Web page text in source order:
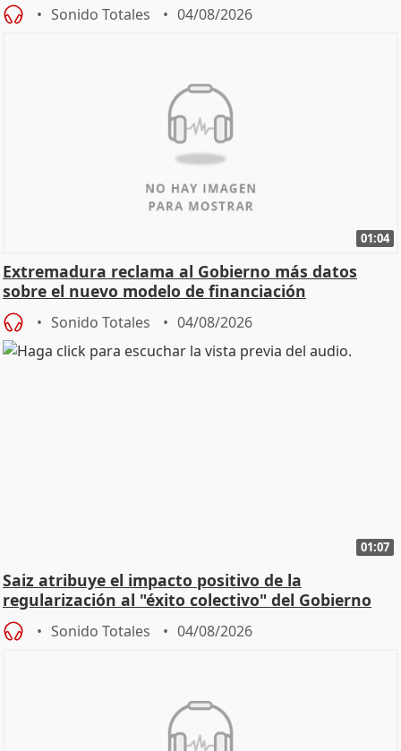
Sonido Totales 04/08/2026
01:04
Extremadura reclama al Gobierno más datos
sobre el nuevo modelo de financiación
Sonido Totales 04/08/2026
01:07
Saiz atribuye el impacto positivo de la
regularización al "éxito colectivo" del Gobierno
Sonido Totales 04/08/2026